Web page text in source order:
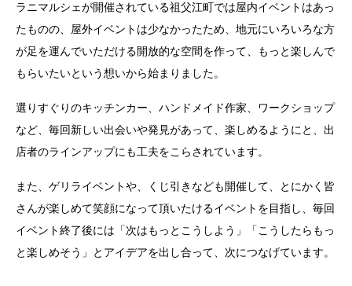
ラニマルシェが開催されている祖父江町では屋内イベントはあっ
たものの、屋外イベントは少なかったため、地元にいろいろな方
が足を運んでいただける開放的な空間を作って、もっと楽しんで
もらいたいという想いから始まりました。
選りすぐりのキッチンカー、ハンドメイド作家、ワークショップ
など、毎回新しい出会いや発見があって、楽しめるようにと、出
店者のラインアップにも工夫をこらされています。
また、ゲリライベントや、くじ引きなども開催して、とにかく皆
さんが楽しめて笑顔になって頂いたけるイベントを目指し、毎回
イベント終了後には「次はもっとこうしよう」「こうしたらもっ
と楽しめそう」とアイデアを出し合って、次につなげています。